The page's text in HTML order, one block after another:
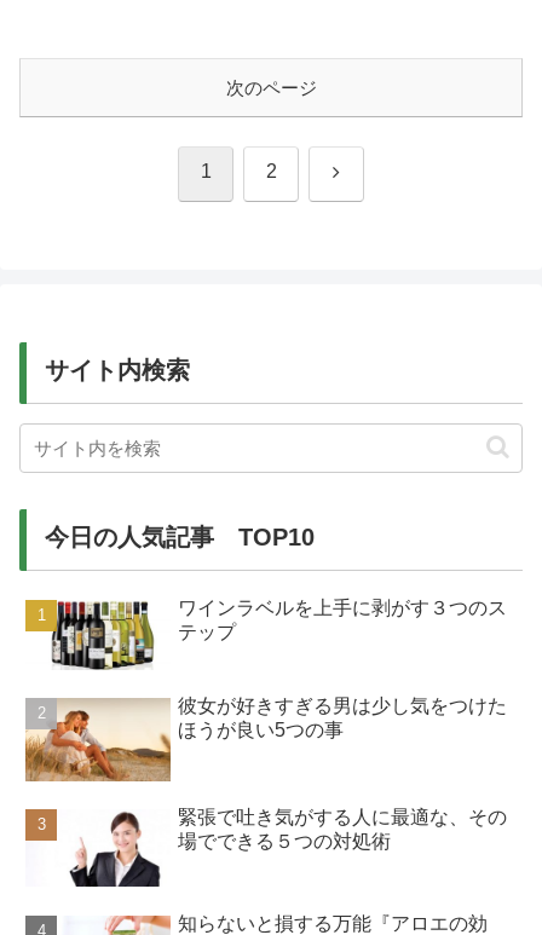
次のページ
1 2 次
サイト内検索
今日の人気記事 TOP10
ワインラベルを上手に剥がす３つのス
テップ
彼女が好きすぎる男は少し気をつけた
ほうが良い5つの事
緊張で吐き気がする人に最適な、その
場でできる５つの対処術
知らないと損する万能『アロエの効